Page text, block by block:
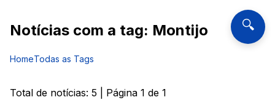
🔍
Notícias com a tag: Montijo
HomeTodas as Tags
Total de notícias: 5 | Página 1 de 1